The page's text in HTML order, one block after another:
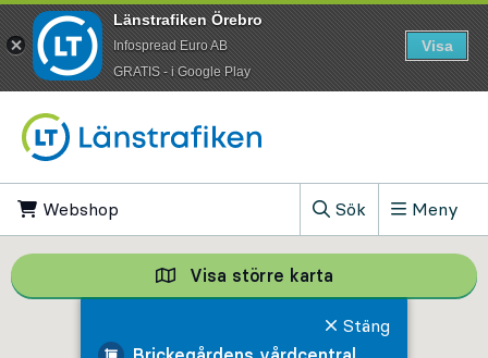
Webshop
Sök
, Visa sökfältet
Meny
Stäng
Visa större karta Visa större
Länstrafiken Örebro
Infospread Euro AB
​GRATIS - i Google Play
Visa